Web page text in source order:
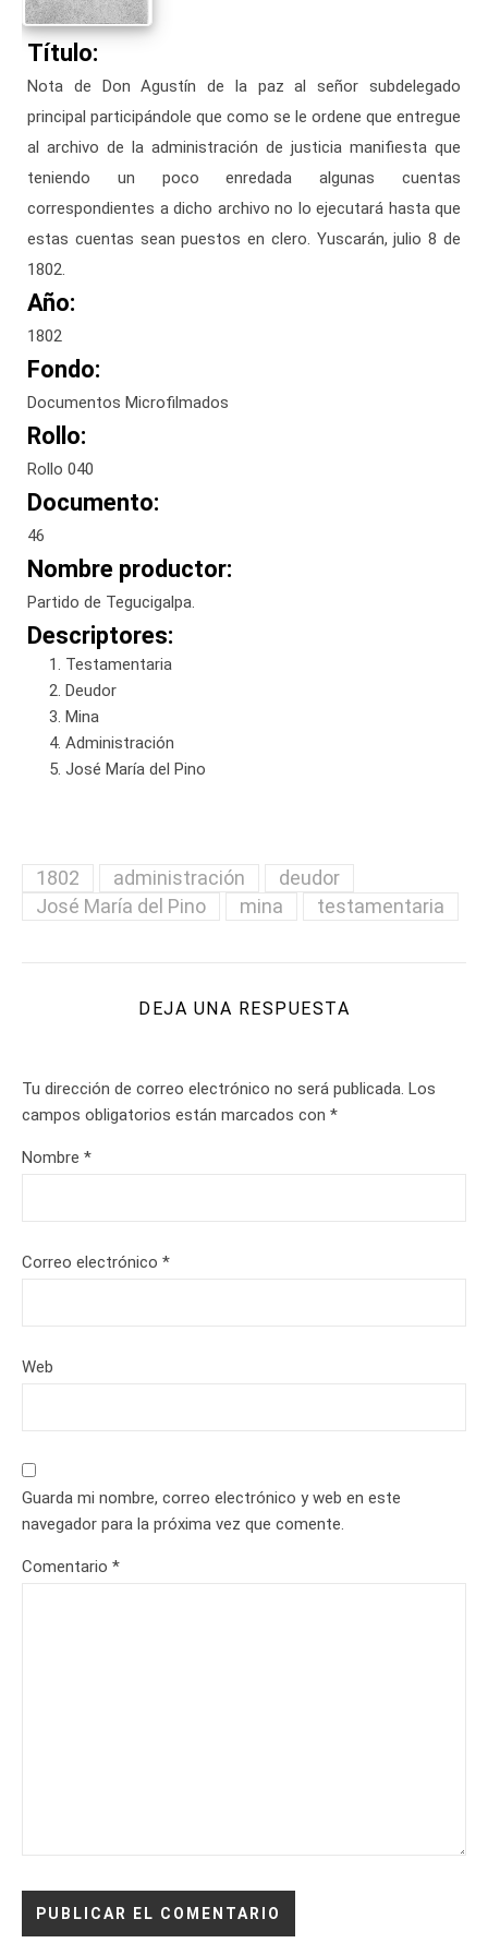
Título:
Nota de Don Agustín de la paz al señor subdelegado
principal participándole que como se le ordene que entregue
al archivo de la administración de justicia manifiesta que
teniendo un poco enredada algunas cuentas
correspondientes a dicho archivo no lo ejecutará hasta que
estas cuentas sean puestos en clero. Yuscarán, julio 8 de
1802.
Año:
1802
Fondo:
Documentos Microfilmados
Rollo:
Rollo 040
Documento:
46
Nombre productor:
Partido de Tegucigalpa.
Descriptores:
Testamentaria
Deudor
Mina
Administración
José María del Pino
1802 administración
deudor
José María del Pino
mina testamentaria
DEJA UNA RESPUESTA
Tu dirección de correo electrónico no será publicada. Los
campos obligatorios están marcados con *
Nombre *
Correo electrónico *
Web
Guarda mi nombre, correo electrónico y web en este
navegador para la próxima vez que comente.
Comentario *